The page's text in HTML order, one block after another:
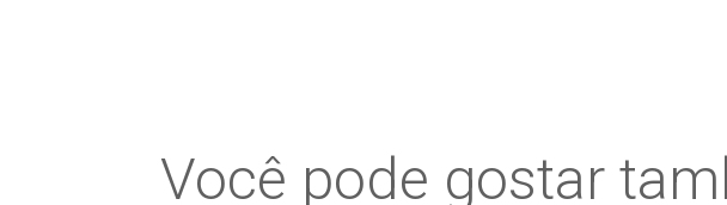
Você pode gostar